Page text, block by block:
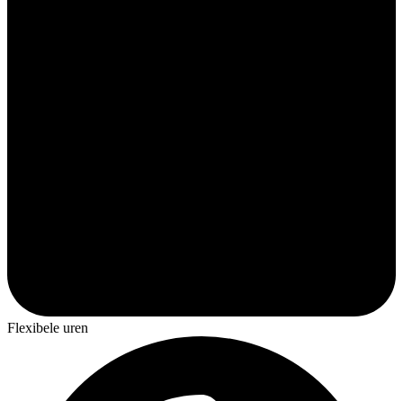
Flexibele uren